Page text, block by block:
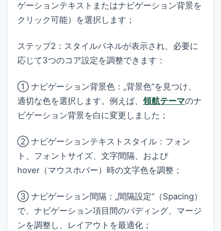
ゲーションテキストまたはナビゲーション背景を
クリック可能）を選択します；
ステップ2：スタイルパネルが表示され、必要に
応じて3つのコア設定を調整できます：
① ナビゲーション背景色：„背景色“を見つけ、
適切な色を選択します。例えば、 領航テーマのナ
ビゲーション背景を白に変更しました；
② ナビゲーションテキストスタイル：フォン
ト、フォントサイズ、文字間隔、および
hover（マウスホバー）時の文字色を調整；
③ ナビゲーション間隔：„間隔設定“（Spacing）
で、ナビゲーション項目間のパディング、マージ
ンを調整し、レイアウトを最適化；